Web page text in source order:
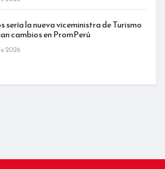
sería la nueva viceministra de Turismo
cambios en PromPerú
2026